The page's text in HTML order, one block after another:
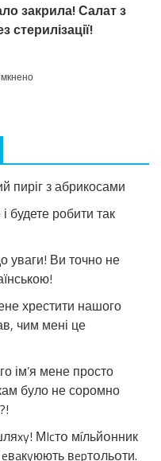
закрила! Салат з
стерилізації!
до
Салат
огірків
томатній
стерилізації!
пиріг з абрикосами
будете робити так
уваги! Ви точно не
хрестити нашого
чим мені це
ім’я мене просто
було не соромно
МIcтօ мíльйօнник
вepтօльօти.